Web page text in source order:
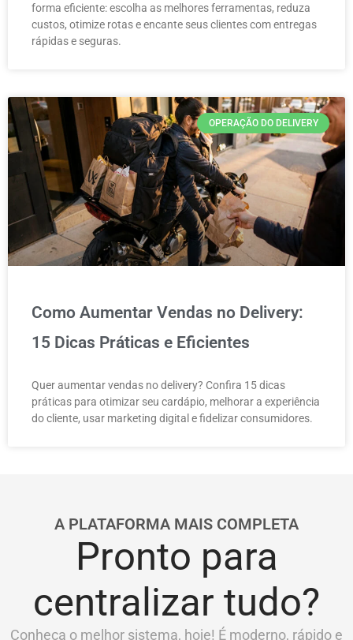
forma eficiente: escolha as melhores ferramentas, reduza
custos, otimize rotas e encante seus clientes com entregas
rápidas e seguras.
OPERAÇÃO DO DELIVERY
Como Aumentar Vendas no Delivery:
15 Dicas Práticas e Eficientes
Quer aumentar vendas no delivery? Confira 15 dicas
práticas para otimizar seu cardápio, melhorar a experiência
do cliente, usar marketing digital e fidelizar consumidores.
A PLATAFORMA MAIS COMPLETA
Pronto para
centralizar tudo?
Conheça o melhor sistema, hoje! É moderno, rápido e